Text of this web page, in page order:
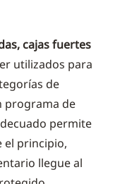
cajas fuertes
utilizados para
de
programa de
permite
el principio,
llegue al